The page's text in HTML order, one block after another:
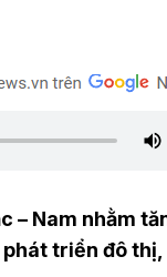
– Nam nhằm
triển đô